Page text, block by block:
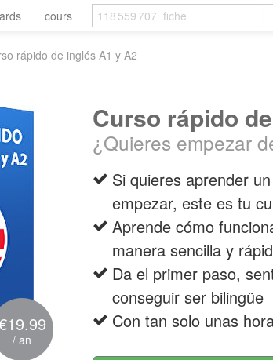
cours
rápido de inglés A1 y A2
/ an
Curso rápido
¿Quieres empezar
Si quieres aprender
empezar, este es tu
Aprende cómo
manera sencilla y
Da el primer paso,
conseguir ser bilingüe
Con tan solo unas